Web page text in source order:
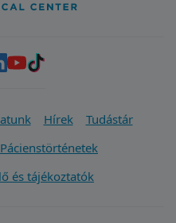
Hírek
Tudástár
Pácienstörténetek
és tájékoztatók